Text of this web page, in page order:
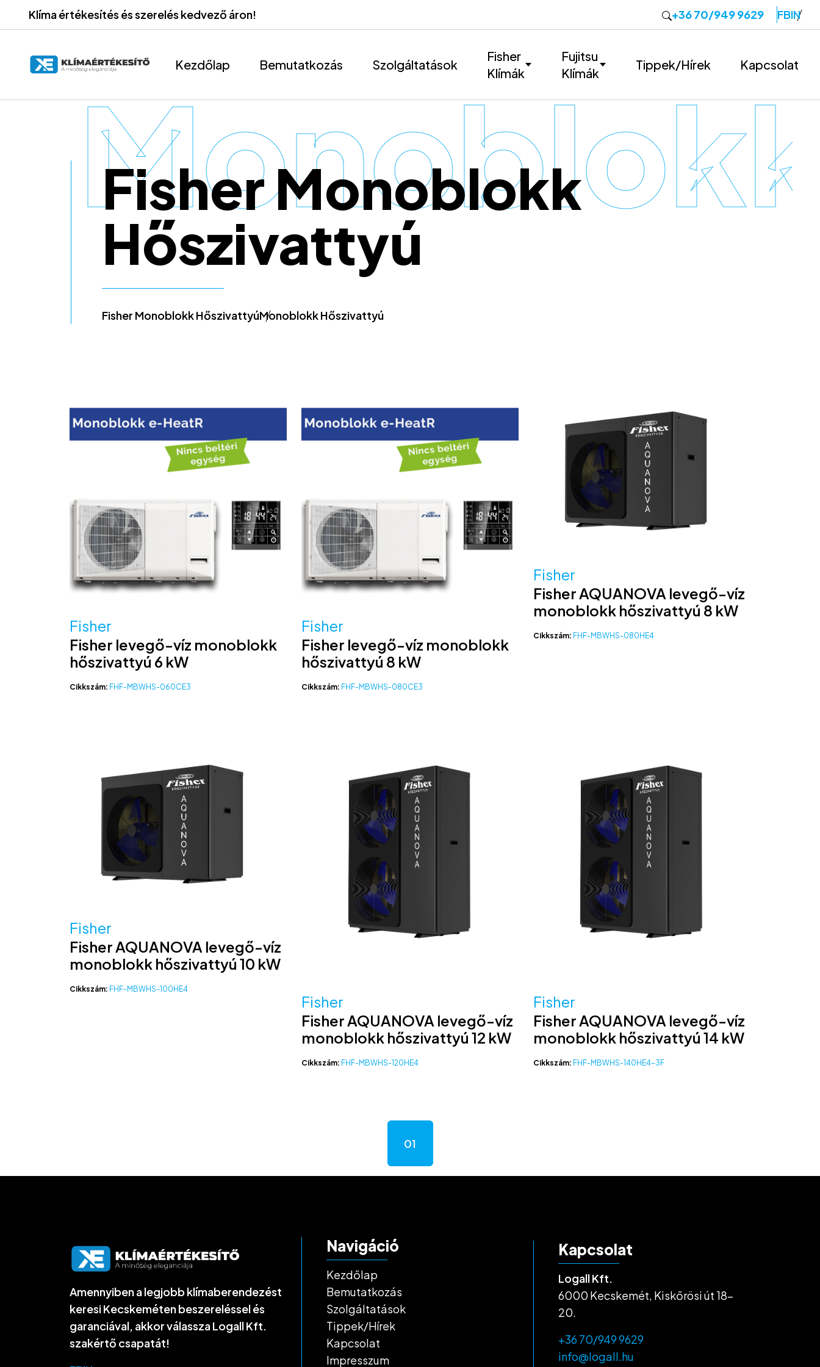
Klíma értékesítés és szerelés kedvező áron! +36 70/949 9629 FBIN
Kezdőlap Bemutatkozás Szolgáltatások
Fisher
Klímák
Fujitsu
Klímák
Tippek/Hírek Kapcsolat
Fisher Monoblokk
Hőszivattyú
Fisher Monoblokk HőszivattyúMonoblokk Hőszivattyú
Fisher
Fisher levegő-víz monoblokk
hőszivattyú 6 kW
Cikkszám: FHF-MBWHS-060CE3
Fisher
Fisher levegő-víz monoblokk
hőszivattyú 8 kW
Cikkszám: FHF-MBWHS-080CE3
Fisher
Fisher AQUANOVA levegő-víz
monoblokk hőszivattyú 8 kW
Cikkszám: FHF-MBWHS-080HE4
Fisher
Fisher AQUANOVA levegő-víz
monoblokk hőszivattyú 10 kW
Cikkszám: FHF-MBWHS-100HE4
Fisher
Fisher AQUANOVA levegő-víz
monoblokk hőszivattyú 12 kW
Cikkszám: FHF-MBWHS-120HE4
Fisher
Fisher AQUANOVA levegő-víz
monoblokk hőszivattyú 14 kW
Cikkszám: FHF-MBWHS-140HE4-3F
01
Amennyiben a legjobb klímaberendezést
keresi Kecskeméten beszereléssel és
garanciával, akkor válassza Logall Kft.
szakértő csapatát!
Navigáció
Kezdőlap
Bemutatkozás
Szolgáltatások
Tippek/Hírek
Kapcsolat
Impresszum
Kapcsolat
Logall Kft.
6000 Kecskemét, Kiskőrösi út 18-
20.
+36 70/949 9629
info@logall.hu